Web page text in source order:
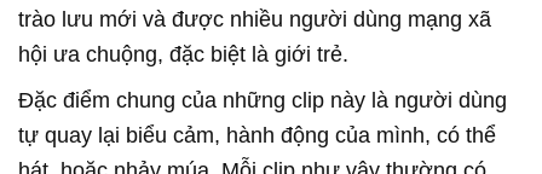
trào lưu mới và được nhiều người dùng mạng xã
hội ưa chuộng, đặc biệt là giới trẻ.
Đặc điểm chung của những clip này là người dùng
tự quay lại biểu cảm, hành động của mình, có thể